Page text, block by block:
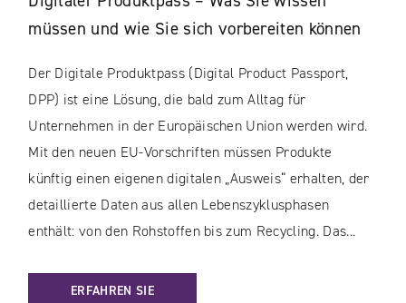
müssen und wie Sie sich vorbereiten können
Der Digitale Produktpass (Digital Product Passport,
DPP) ist eine Lösung, die bald zum Alltag für
Unternehmen in der Europäischen Union werden wird.
Mit den neuen EU-Vorschriften müssen Produkte
künftig einen eigenen digitalen „Ausweis“ erhalten, der
detaillierte Daten aus allen Lebenszyklusphasen
enthält: von den Rohstoffen bis zum Recycling. Das...
ERFAHREN SIE
: DIGITALER PRODUKTPASS – WAS SIE WISSEN MÜSSEN